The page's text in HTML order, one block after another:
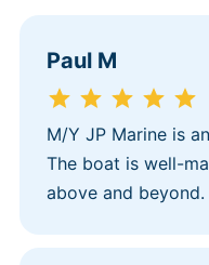
Paul M
M/Y JP Marine is
The boat is well-
above and